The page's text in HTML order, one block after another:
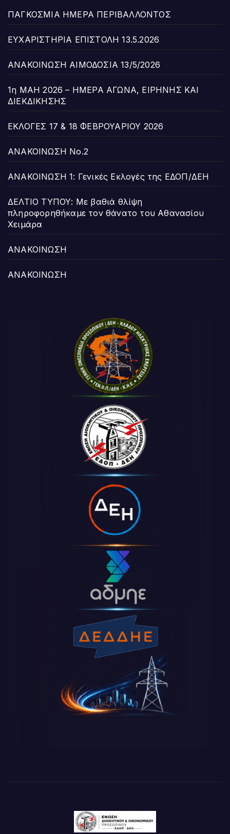
ΠΑΓΚΟΣΜΙΑ ΗΜΕΡΑ ΠΕΡΙΒΑΛΛΟΝΤΟΣ
ΕΥΧΑΡΙΣΤΗΡΙΑ ΕΠΙΣΤΟΛΗ 13.5.2026
ΑΝΑΚΟΙΝΩΣΗ ΑΙΜΟΔΟΣΙΑ 13/5/2026
1η ΜΑΗ 2026 – ΗΜΕΡΑ ΑΓΩΝΑ, ΕΙΡΗΝΗΣ ΚΑΙ
ΔΙΕΚΔΙΚΗΣΗΣ
ΕΚΛΟΓΕΣ 17 & 18 ΦΕΒΡΟΥΑΡΙΟΥ 2026
ΑΝΑΚΟΙΝΩΣΗ Νο.2
ΑΝΑΚΟΙΝΩΣΗ 1: Γενικές Εκλογές της ΕΔΟΠ/ΔΕΗ
ΔΕΛΤΙΟ ΤΥΠΟΥ: Με βαθιά θλίψη
πληροφορηθήκαμε τον θάνατο του Αθανασίου
Χειμάρα
ΑΝΑΚΟΙΝΩΣΗ
ΑΝΑΚΟΙΝΩΣΗ